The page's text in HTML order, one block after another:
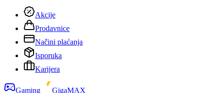
Akcije
Prodavnice
Načini plaćanja
Isporuka
Karijera
Gaming
GigaMAX